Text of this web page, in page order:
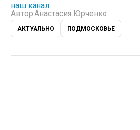
наш канал.
Автор:Анастасия Юрченко
АКТУАЛЬНО ПОДМОСКОВЬЕ